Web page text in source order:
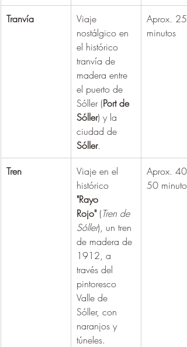
Tranvía
Viaje
nostálgico en
el histórico
tranvía de
madera entre
el puerto de
Sóller (Port de
Sóller) y la
ciudad de
Sóller.
Aprox. 25
minutos
Tren
Viaje en el
histórico
"Rayo
Rojo" (Tren de
Sóller), un tren
de madera de
1912, a
través del
pintoresco
Valle de
Sóller, con
naranjos y
túneles.
Aprox. 40 -
50 minutos